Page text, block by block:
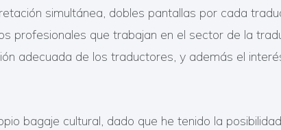
simultánea, dobles pantallas por cada
profesionales que trabajan en el sector de la
adecuada de los traductores, y además el
bagaje cultural, dado que he tenido la